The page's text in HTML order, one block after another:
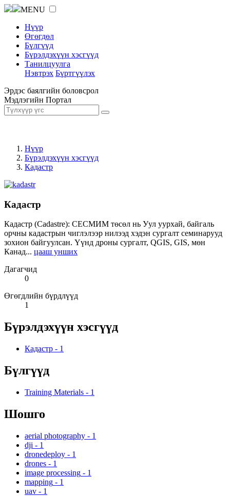
MENU
Нүүр
Өгөгдөл
Бүлгүүд
Бүрэлдэхүүн хэсгүүд
Танилцуулга
Нэвтрэх Бүртгүүлэх
Эрдэс баялгийн боловсрол
Мэдлэгийн Портал
Нүүр
Бүрэлдэхүүн хэсгүүд
Кадастр
Кадастр
Кадастр (Cadastre): СЕСМИМ төсөл нь Уул уурхай, байгаль
орчны кадастрын чиглэлээр нилээд хэдэн сургалт семинарууд
зохион байгуулсан. Үүнд дроны сургалт, QGIS, GIS, мөн
Канад... цааш унших
Дагагчид
0
Өгөгдлийн бүрдлүүд
1
Бүрэлдэхүүн хэсгүүд
Кадастр - 1
Бүлгүүд
Training Materials - 1
Шошго
aerial photography - 1
dji - 1
dronedeploy - 1
drones - 1
image processing - 1
mapping - 1
uav - 1